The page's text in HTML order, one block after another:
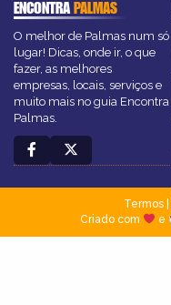
ENCONTRAPALMAS
O melhor de Palmas num só
lugar! Dicas, onde ir, o que
fazer, as melhores
empresas, locais, serviços e
muito mais no guia Encontra
Palmas.
Termos|
Criado com
e